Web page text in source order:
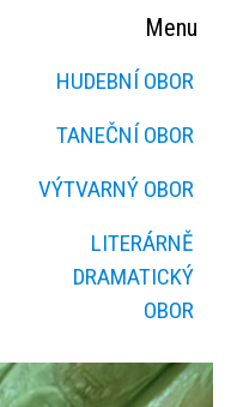
Menu
HUDEBNÍ OBOR
TANEČNÍ OBOR
VÝTVARNÝ OBOR
LITERÁRNĚ
DRAMATICKÝ
OBOR